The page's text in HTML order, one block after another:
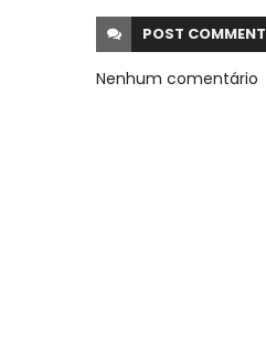
POST COMMENT
Nenhum comentário